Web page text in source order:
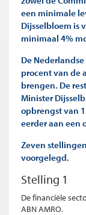
een minimale
Dijsselbloem is
minimaal 4%
De
procent van de
brengen. De
Minister
opbrengst van
eerder aan een
Zeven
voorgelegd.
Stelling 1
De financiële
ABN AMRO.